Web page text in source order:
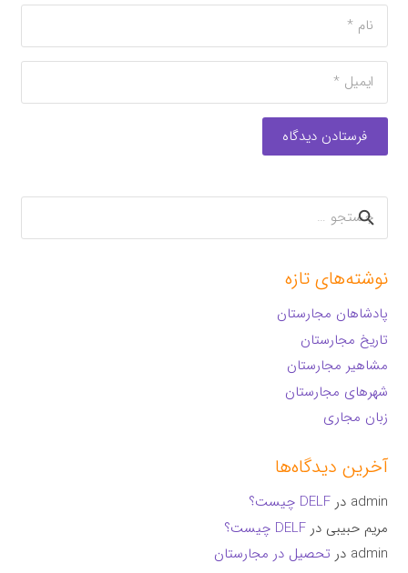
فرستادن دیدگاه
جستجو
برای:
نوشته‌های تازه
پادشاهان مجارستان
تاریخ مجارستان
مشاهیر مجارستان
شهرهای مجارستان
زبان مجاری
آخرین دیدگاه‌ها
admin درDELF چیست؟
مریم حبیبی درDELF چیست؟
admin در تحصیل در مجارستان